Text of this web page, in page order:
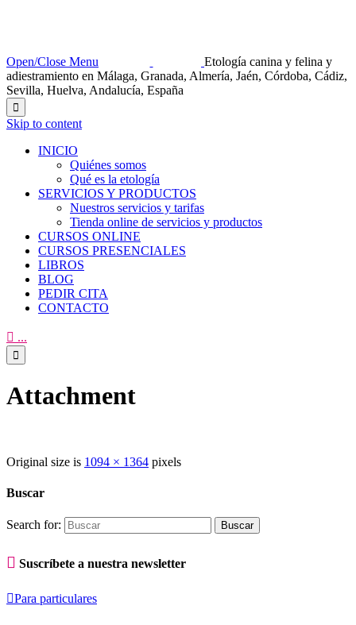
Open/Close Menu
Etología canina y felina y
adiestramiento en Málaga, Granada, Almería, Jaén, Córdoba, Cádiz,
Sevilla, Huelva, Andalucía, España

Skip to content
INICIO
Quiénes somos
Qué es la etología
SERVICIOS Y PRODUCTOS
Nuestros servicios y tarifas
Tienda online de servicios y productos
CURSOS ONLINE
CURSOS PRESENCIALES
LIBROS
BLOG
PEDIR CITA
CONTACTO
 ...

Attachment
Original size is 1094 × 1364 pixels
Buscar
Search for:
 Suscríbete a nuestra newsletter
Para particulares